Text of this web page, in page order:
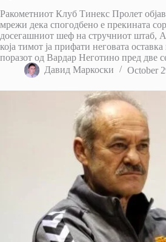
Ракометниот Клуб Тинекс Пролет
мрежи дека спогодбено е прекината
досегашниот шеф на стручниот штаб,
која тимот ја прифати неговата
поразот од Вардар Неготино пред две
Давид Маркоски
October